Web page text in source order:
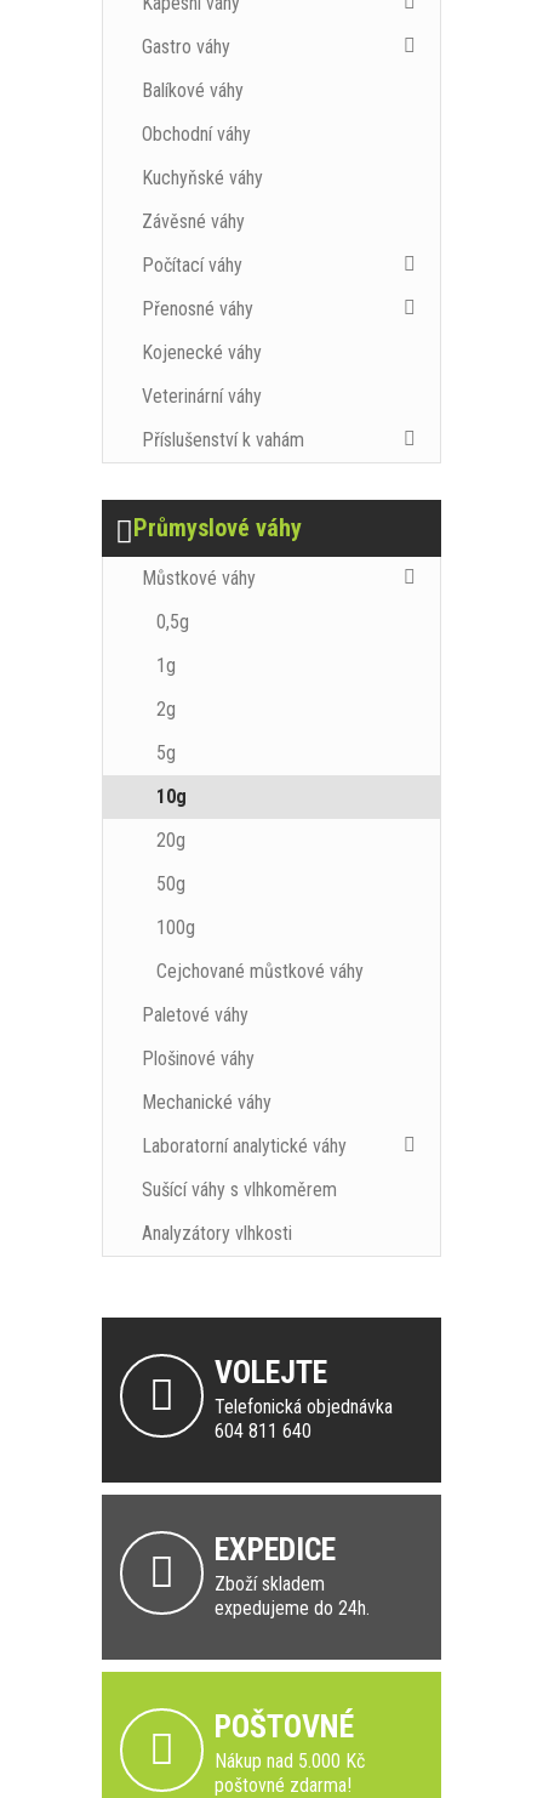
Gastro váhy
Balíkové váhy
Obchodní váhy
Kuchyňské váhy
Závěsné váhy
Počítací váhy
Přenosné váhy
Kojenecké váhy
Veterinární váhy
Příslušenství k vahám
Průmyslové váhy
Můstkové váhy
0,5g
1g
2g
5g
10g
20g
50g
100g
Cejchované můstkové váhy
Paletové váhy
Plošinové váhy
Mechanické váhy
Laboratorní analytické váhy
Sušící váhy s vlhkoměrem
Analyzátory vlhkosti
VOLEJTE
Telefonická objednávka
604 811 640
EXPEDICE
Zboží skladem
expedujeme do 24h.
POŠTOVNÉ
Nákup nad 5.000 Kč
poštovné zdarma!